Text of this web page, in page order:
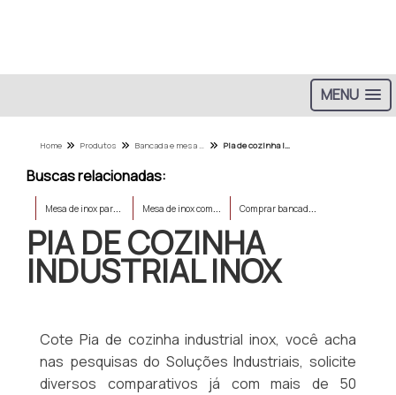
MENU
Home Produtos Bancada e mesa de aco inox - Categoria Pia de cozinha industrial inox
Buscas relacionadas:
M
esa de inox para padaria M
esa de inox com rodinha C
omprar bancada de necropsia
PIA DE COZINHA
INDUSTRIAL INOX
Cote Pia de cozinha industrial inox, você acha
nas pesquisas do Soluções Industriais, solicite
diversos comparativos já com mais de 50